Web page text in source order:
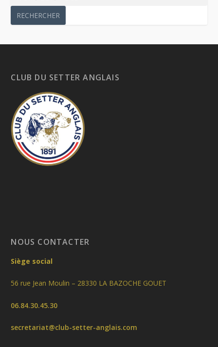
CLUB DU SETTER ANGLAIS
NOUS CONTACTER
Siège social
56 rue Jean Moulin – 28330 LA BAZOCHE GOUET
06.84.30.45.30
secretariat@club-setter-anglais.com